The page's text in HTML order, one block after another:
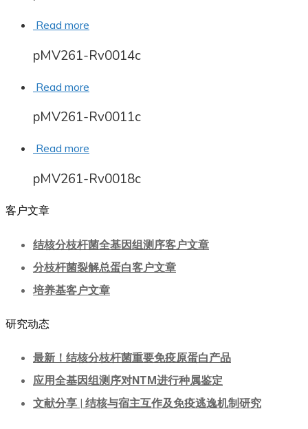
Read more
pMV261-Rv0014c
Read more
pMV261-Rv0011c
Read more
pMV261-Rv0018c
客户文章
结核分枝杆菌全基因组测序客户文章
分枝杆菌裂解总蛋白客户文章
培养基客户文章
研究动态
最新！结核分枝杆菌重要免疫原蛋白产品
应用全基因组测序对NTM进行种属鉴定
文献分享 | 结核与宿主互作及免疫逃逸机制研究